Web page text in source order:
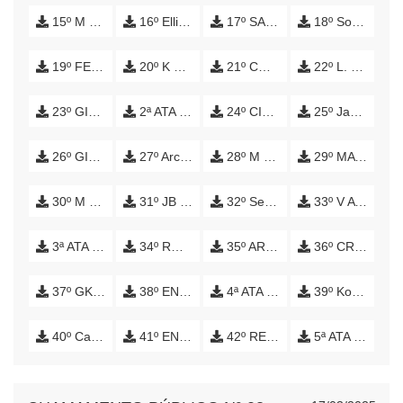
15º M F CHERPINSKI ENGENHARIA 16º Ellion Engenharia LTDA 17º SANDRIELI CIRIACO 18º Soares Engenharia
19º FERREIRA & ARCE 20º K E DE SOUZA 21º CONSTRUTORA PINHEIRO 22º L. H. BARBOUR FERNANDES
23º GILTON 2ª ATA DE SESSÃO 24º CISCOTO ENGENHARIA 25º Jacovozz
26º GILTON 27º Archhome 28º M V NILLO DE PAULA 29º MATIAS ENGENHARIA
30º M V OLIVEIRA 31º JB ENGENHARIA 32º Setor Arquitetura LTDA 33º V AYRES ENGENHARIA LYDA
3ª ATA DE SESSÃO 34º RM ENGENHARIA 35º ARCHICODE - SOLUCOES EM ARQUITETURA E TECNOLOGIA LTDA 36º CRAFT ENGENHARIA LTDA
37º GKI ENGENHARIA E AVALIAÇÕES LTDA 38º ENGEMAP ENGENHARIA LTDA 4ª ATA DE SESSÃO PÚBLICA 39º Koerich Engenharia
40º Carvalho Lira Engenharia Ltda 41º ENGEP 42º REAL ENGENHARIA 5ª ATA DE SESSÃO PÚBLICA